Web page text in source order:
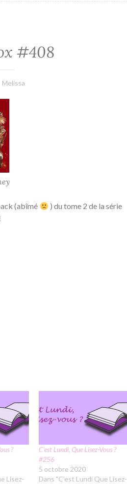
#408
Melissa
(abîmé
) du tome 2 de la série
?
Lisez-
C’est Lundi, Que Lisez-Vous ?
#256
5 octobre 2020
Dans "C'est Lundi Que Lisez-